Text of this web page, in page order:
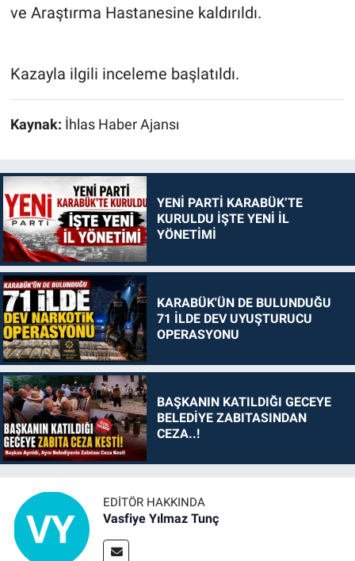
ve Araştırma Hastanesine kaldırıldı.
Kazayla ilgili inceleme başlatıldı.
Kaynak: İhlas Haber Ajansı
YENİ PARTİ KARABÜK’TE
KURULDU İŞTE YENİ İL
YÖNETİMİ
KARABÜK'ÜN DE BULUNDUĞU
71 İLDE DEV UYUŞTURUCU
OPERASYONU
BAŞKANIN KATILDIĞI GECEYE
BELEDİYE ZABITASINDAN
CEZA..!
EDITÖR HAKKINDA
Vasfiye Yılmaz Tunç